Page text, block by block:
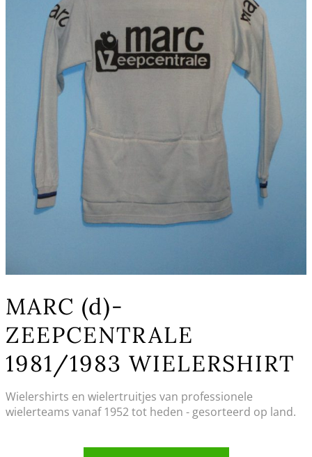
MARC (d)-
ZEEPCENTRALE
1981/1983 WIELERSHIRT
Wielershirts en wielertruitjes van professionele
wielerteams vanaf 1952 tot heden - gesorteerd op land.